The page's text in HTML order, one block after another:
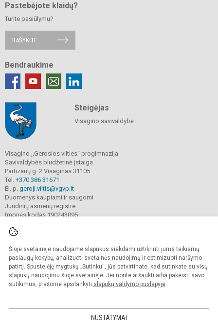
Šioje svetainėje naudojame slapukus siekdami užtikrinti jums teikiamų
paslaugų kokybę, analizuoti svetainės naudojimą ir optimizuoti naršymo
patirtį. Spustelėję mygtuką „Sutinku“, jūs patvirtinate, kad sutinkate su visų
slapukų naudojimu šioje svetainėje. Jei norite atšaukti arba pakeisti savo
sutikimus, prašome apsilankyti slapukų valdymo puslapyje.
NUSTATYMAI
Pastebėjote klaidų?
Turite pasiūlymų?
RAŠYKITE
Bendraukime
Steigėjas
Visagino savivaldybė
Visagino ,,Gerosios vilties“ progimnazija
Savivaldybės biudžetinė įstaiga
Partizanų g. 2 Visaginas 31105
Tel. +370 386 31671
El. p. geroji.viltis@vgvp.lt
Duomenys kaupiami ir saugomi
Juridinių asmenų registre
Įmonės kodas 190243095
© 2025. Visagino ,,Gerosios vilties“ progimnazija. Visos teisės saugomos.
Kopijuoti turinį be raštiško įstaigos administracijos sutikimo griežtai draudžiama.
Prieinamumo paraiška Slapukų valdymas
Sumanus būdas atnaujinti